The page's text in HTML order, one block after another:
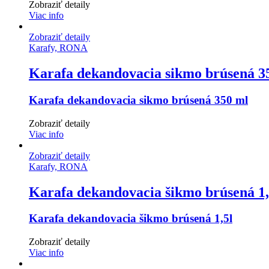
Zobraziť detaily
Viac info
Zobraziť detaily
Karafy, RONA
Karafa dekandovacia sikmo brúsená
Karafa dekandovacia sikmo brúsená 350 ml
Zobraziť detaily
Viac info
Zobraziť detaily
Karafy, RONA
Karafa dekandovacia šikmo brúsená
Karafa dekandovacia šikmo brúsená 1,5l
Zobraziť detaily
Viac info